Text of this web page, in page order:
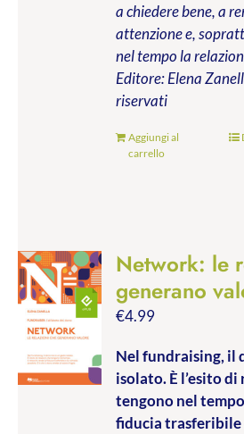
a chiedere bene, a
attenzione e,
nel tempo la
Editore: Elena
riservati
Aggiungi al
carrello
Network: le
generano
€4.99
Nel fundraising, il
isolato. È l’esito
tengono nel
fiducia trasferibile